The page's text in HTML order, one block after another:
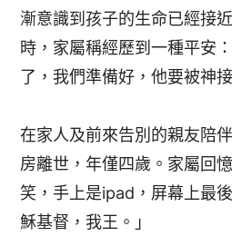
漸意識到孩子的生命已經接
時，家屬稱經歷到一種平安
了，我們準備好，他要被神接
在家人及前來告別的親友陪
房離世，年僅四歲。家屬回
笑，手上是ipad，屏幕上最
穌基督，我王。」